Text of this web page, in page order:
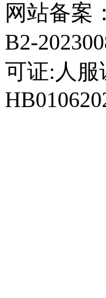
网站备案：
B2-
可证:人服